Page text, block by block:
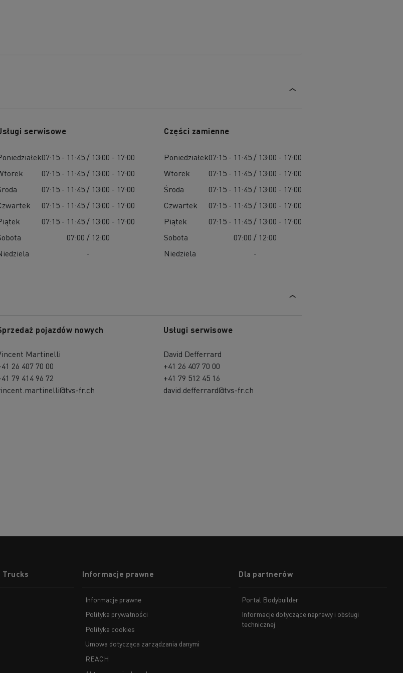
serwisowe
07:15 - 11:45 / 13:00 - 17:00
07:15 - 11:45 / 13:00 - 17:00
07:15 - 11:45 / 13:00 - 17:00
07:15 - 11:45 / 13:00 - 17:00
07:15 - 11:45 / 13:00 - 17:00
07:00 / 12:00
-
Części zamienne
Poniedziałek07:15 - 11:45 / 13:00 - 17:00
Wtorek
07:15 - 11:45 / 13:00 - 17:00
Środa
07:15 - 11:45 / 13:00 - 17:00
Czwartek
07:15 - 11:45 / 13:00 - 17:00
Piątek
07:15 - 11:45 / 13:00 - 17:00
Sobota
07:00 / 12:00
Niedziela
-
pojazdów nowych
Martinelli
26 407 70 00
79 414 96 72
fr.ch
Usługi serwisowe
David Defferrard
+41 26 407 70 00
+41 79 512 45 16
david.defferrard@tvs-fr.ch
Trucks Informacje prawne
Informacje prawne
Polityka prywatności
Polityka cookies
Umowa dotycząca zarządzania danymi
REACH
Dla partnerów
Portal Bodybuilder
Informacje dotyczące naprawy i obsługi
technicznej